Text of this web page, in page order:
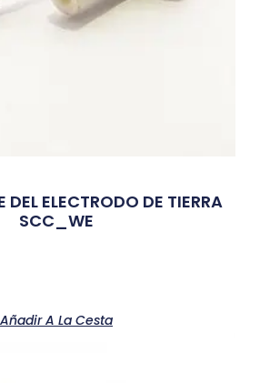
DEL ELECTRODO DE TIERRA
SCC_WE
Añadir A La Cesta